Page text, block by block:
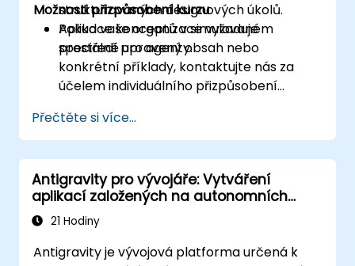
strukturovaných designových úkolů.
Aplikace konceptů v simulovaném
prostředí pro agenty.
Možnosti přizpůsobení kurzu
Pokud vaše organizace vyžaduje
speciálně upravený obsah nebo
konkrétní příklady, kontaktujte nás za
účelem individuálního přizpůsobení
Přečtěte si více...
Antigravity pro vývojáře: Vytváření
aplikací založených na autonomních
agentech
21 Hodiny
Antigravity je vývojová platforma určená k